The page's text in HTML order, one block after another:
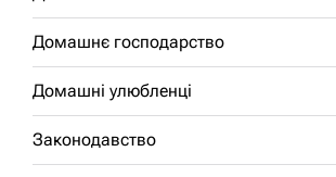
Домашнє господарство
Домашні улюбленці
Законодавство